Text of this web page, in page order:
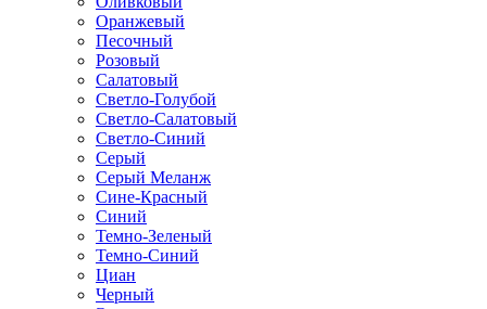
Оранжевый
Песочный
Розовый
Салатовый
Светло-Голубой
Светло-Салатовый
Светло-Синий
Серый
Серый Меланж
Сине-Красный
Синий
Темно-Зеленый
Темно-Синий
Циан
Черный